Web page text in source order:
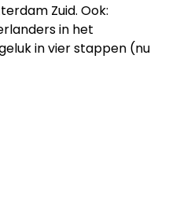
Zuid. Ook:
in het
in vier stappen (nu